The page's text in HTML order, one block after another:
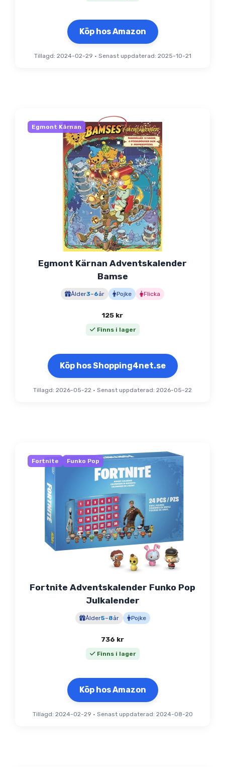
Köp hos Amazon
Tillagd: 2024-02-29 • Senast uppdaterad: 2025-10-21
Egmont Kärnan
Egmont Kärnan Adventskalender
Bamse
Ålder3–6år Pojke Flicka
125 kr
Finns i lager
Köp hos Shopping4net.se
Tillagd: 2026-05-22 • Senast uppdaterad: 2026-05-22
Fortnite Funko Pop
Fortnite Adventskalender Funko Pop
Julkalender
Ålder5–8år Pojke
736 kr
Finns i lager
Köp hos Amazon
Tillagd: 2024-02-29 • Senast uppdaterad: 2024-08-20